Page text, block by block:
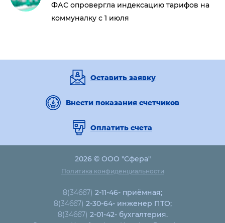
ФАС опровергла индексацию тарифов на
коммуналку с 1 июля
Оставить заявку
Внести показания счетчиков
Оплатить счета
2026 © ООО "Сфера"
Политика конфиденциальности
8(34667) 2-11-46- приёмная;
8(34667) 2-30-64- инженер ПТО;
8(34667) 2-01-42- бухгалтерия.